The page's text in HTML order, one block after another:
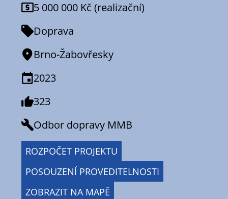
5 000 000 Kč (realizační)
Doprava
Brno-Žabovřesky
2023
323
Odbor dopravy MMB
ROZPOČET PROJEKTU
POSOUZENÍ PROVEDITELNOSTI
ZOBRAZIT NA MAPĚ